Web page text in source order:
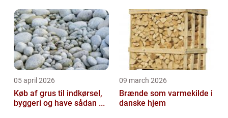
05 april 2026
Køb af grus til indkørsel,
byggeri og have sådan ...
09 march 2026
Brænde som varmekilde i
danske hjem